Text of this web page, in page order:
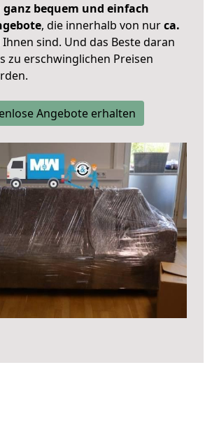
ganz bequem und einfach
, die innerhalb von nurca.
Ihnen sind. Und das Beste daran
zu erschwinglichen Preisen
Angebote erhalten